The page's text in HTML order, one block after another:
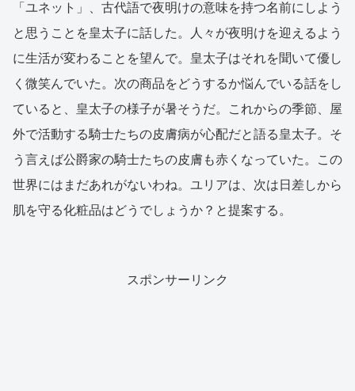
「ユネット」、古代語で夜明けの意味を持つ名前にしよう
と思うことを皇太子に話した。人々が夜明けを迎えるよう
に生活が変わることを望んで。皇太子はそれを聞いて優し
く微笑んでいた。次の商品をどうするか悩んでいる話をし
ていると、皇太子の様子が暑そうだ。これからの季節、屋
外で活動する騎士たちの皮膚病が心配だと語る皇太子。そ
う言えば公爵家の騎士たちの皮膚も赤くなっていた。この
世界にはまだあれがないわね。ユリアは、次は日差しから
肌を守る化粧品はどうでしょうか？と提案する。
スポンサーリンク